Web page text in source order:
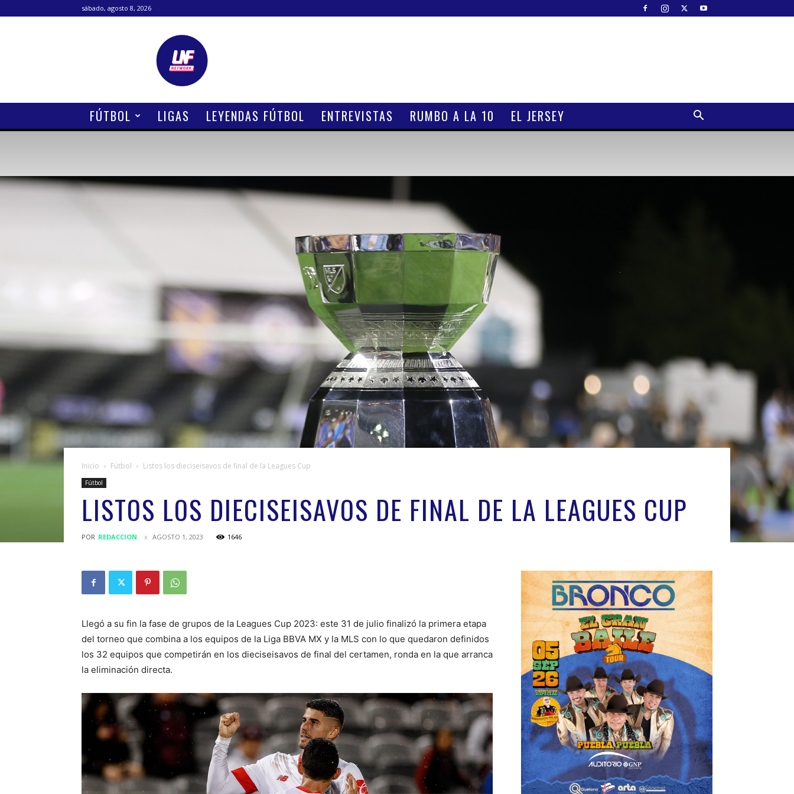
sábado, agosto 8, 2026
Lanetafutbolera
FÚTBOL LIGAS LEYENDAS FÚTBOL ENTREVISTAS RUMBO A LA 10 EL JERSEY
Inicio Fútbol Listos los dieciseisavos de final de la Leagues Cup
Fútbol
LISTOS LOS DIECISEISAVOS DE FINAL DE LA LEAGUES CUP
POR REDACCION AGOSTO 1, 2023 1646
Llegó a su fin la fase de grupos de la Leagues Cup 2023: este 31 de julio finalizó la primera etapa
del torneo que combina a los equipos de la Liga BBVA MX y la MLS con lo que quedaron definidos
los 32 equipos que competirán en los dieciseisavos de final del certamen, ronda en la que arranca
la eliminación directa.